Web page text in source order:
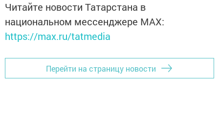
Читайте новости Татарстана в
национальном мессенджере MАХ:
https://max.ru/tatmedia
Перейти на страницу новости